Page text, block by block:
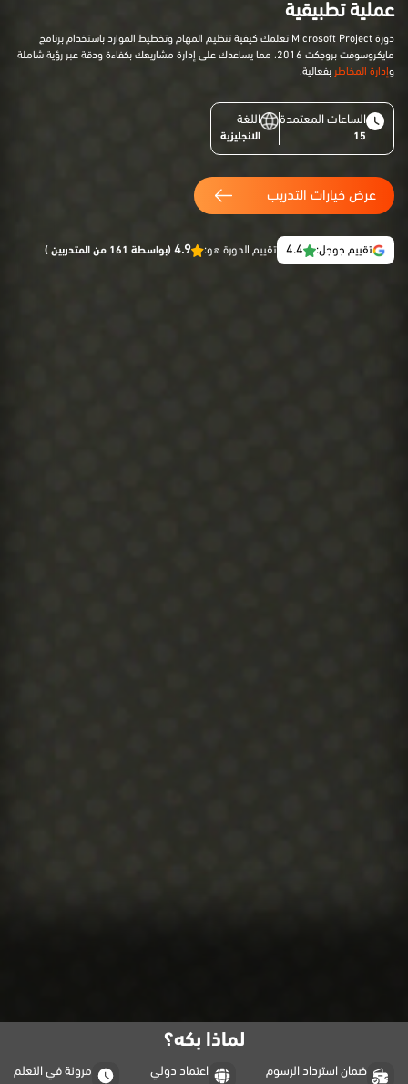
عملية تطبيقية
دورة Microsoft Project تعلمك كيفية تنظيم المهام وتخطيط الموارد باستخدام برنامج
مايكروسوفت بروجكت 2016، مما يساعدك على إدارة مشاريعك بكفاءة ودقة عبر رؤية شاملة
و إدارة المخاطر بفعالية.
الساعات المعتمدة
15
اللغة
الانجليزية
عرض خيارات التدريب
تقييم جوجل: 4.4 تقييم الدورة هو: 4.9 (بواسطة 161 من المتدربين )
لماذا بكه؟
ضمان استرداد الرسوم اعتماد دولي مرونة في التعلم